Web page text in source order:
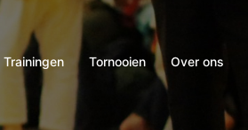
Trainingen Tornooien Over ons